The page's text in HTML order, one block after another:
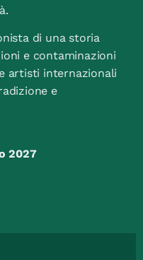
di una storia
e contaminazioni
artisti internazionali
e
2027